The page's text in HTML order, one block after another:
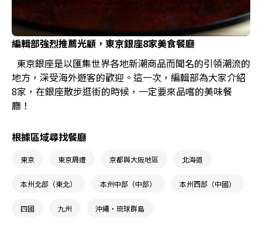
編輯部強烈推薦光顧，東京銀座8家美食餐廳
東京銀座是以匯集世界各地新潮商品而聞名的引領潮流的
地方，深受海外遊客的歡迎。這一次，編輯部為大家介紹
8家，在銀座散步逛街的時候，一定要來品嚐的美味餐
廳！
根據區域尋找餐廳
東京 東京周遭 京都與大阪地區 北海道
本州北部（東北） 本州中部（中部） 本州西部（中國）
四國 九州 沖繩・琉球群島